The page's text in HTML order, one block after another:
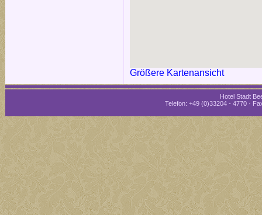
Größere Kartenansicht
Hotel Stadt
Telefon: +49 (0)33204 - 4770 ·